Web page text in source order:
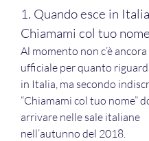
1. Quando esce in Italia
Chiamami col tuo
Al momento non c’è
ufficiale per quanto
in Italia, ma secondo
“Chiamami col tuo nome”
arrivare nelle sale italiane
nell’autunno del 2018.